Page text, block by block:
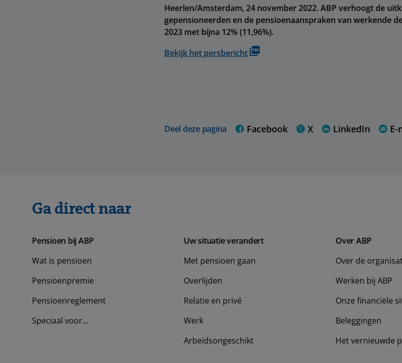
Heerlen/Amsterdam, 24 november 2022. ABP verhoogt de
gepensioneerden en de pensioenaanspraken van werkende
2023 met bijna 12% (11,96%).
Bekijk het persbericht
Deel deze pagina Facebook X LinkedIn E-
Ga direct naar
Pensioen bij ABP
Wat is pensioen
Pensioenpremie
Pensioenreglement
Speciaal voor...
Uw situatie verandert
Met pensioen gaan
Overlijden
Relatie en privé
Werk
Arbeidsongeschikt
Over ABP
Over de
Werken bij ABP
Onze financiële
Beleggingen
Het vernieuwde